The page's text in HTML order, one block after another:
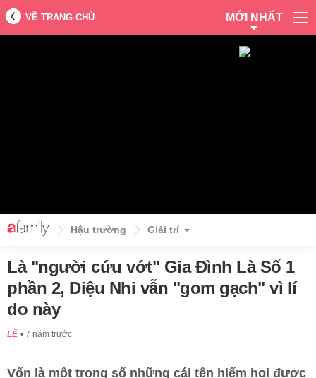
VỀ TRANG CHỦ MỚI NHẤT
Hậu trường Giải trí
Là "người cứu vớt" Gia Đình Là Số 1
phần 2, Diệu Nhi vẫn "gom gạch" vì lí
do này
LỆ 7 năm trước
Vốn là một trong số những cái tên hiếm hoi được